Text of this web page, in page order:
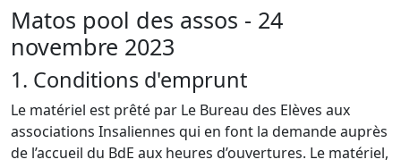
Matos pool des assos - 24
novembre 2023
1. Conditions d'emprunt
Le matériel est prêté par Le Bureau des Elèves aux
associations Insaliennes qui en font la demande auprès
de l’accueil du BdE aux heures d’ouvertures. Le matériel,